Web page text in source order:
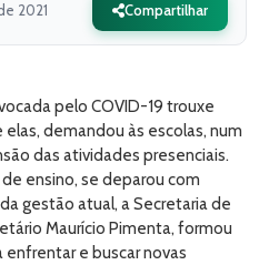
2021 Compartilhar
pelo COVID-19 trouxe
demandou às escolas, num
das atividades presenciais.
ensino, se deparou com
gestão atual, a Secretaria de
Maurício Pimenta, formou
e buscar novas